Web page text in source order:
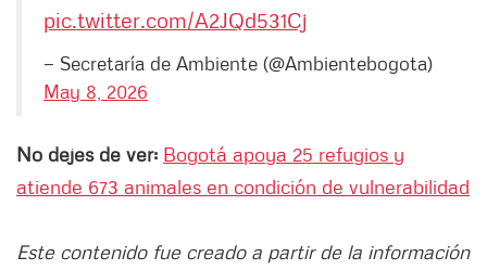
pic.twitter.com/A2JQd531Cj
— Secretaría de Ambiente (@Ambientebogota)
May 8, 2026
No dejes de ver: Bogotá apoya 25 refugios y
atiende 673 animales en condición de vulnerabilidad
Este contenido fue creado a partir de la información